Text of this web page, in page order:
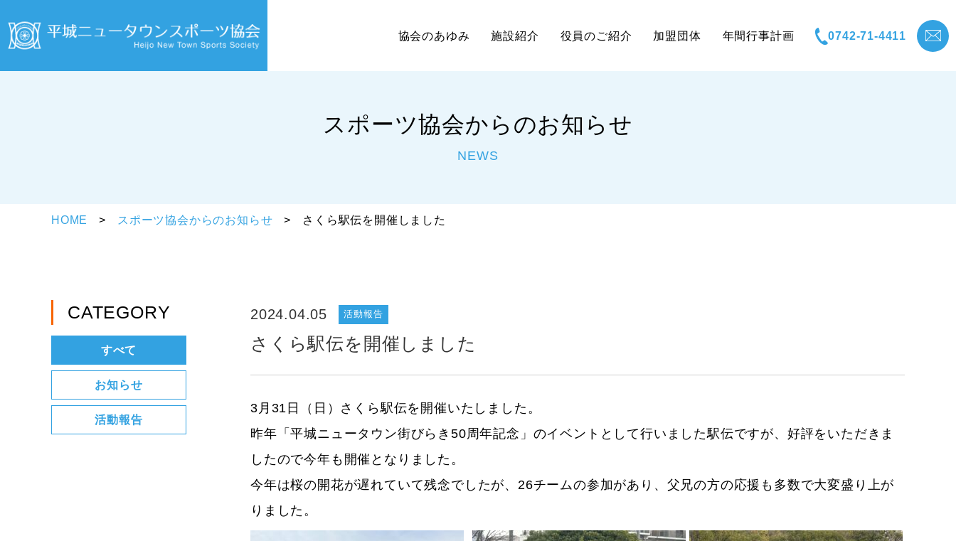
協会のあゆみ 施設紹介 役員のご紹介 加盟団体 年間行事計画 0742-71-4411
スポーツ協会からのお知らせ
NEWS
HOME スポーツ協会からのお知らせ さくら駅伝を開催しました
さくら駅伝を開催しました
2024.04.05 活動報告
3月31日（日）さくら駅伝を開催いたしました。
昨年「平城ニュータウン街びらき50周年記念」のイベントとして行いました駅伝ですが、好評をいただきま
したので今年も開催となりました。
今年は桜の開花が遅れていて残念でしたが、26チームの参加があり、父兄の方の応援も多数で大変盛り上が
りました。
CATEGORY
すべて
お知らせ
活動報告